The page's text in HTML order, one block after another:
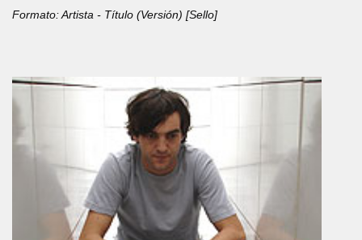
Formato: Artista - Título (Versión) [Sello]